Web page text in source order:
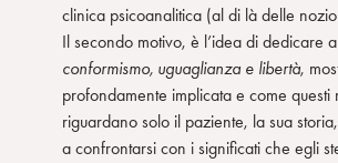
clinica psicoanalitica (al di là delle
Il secondo motivo, è l’idea di dedicare
conformismo, uguaglianza e libertà,
profondamente implicata e come
riguardano solo il paziente, la sua
a confrontarsi con i significati che egli